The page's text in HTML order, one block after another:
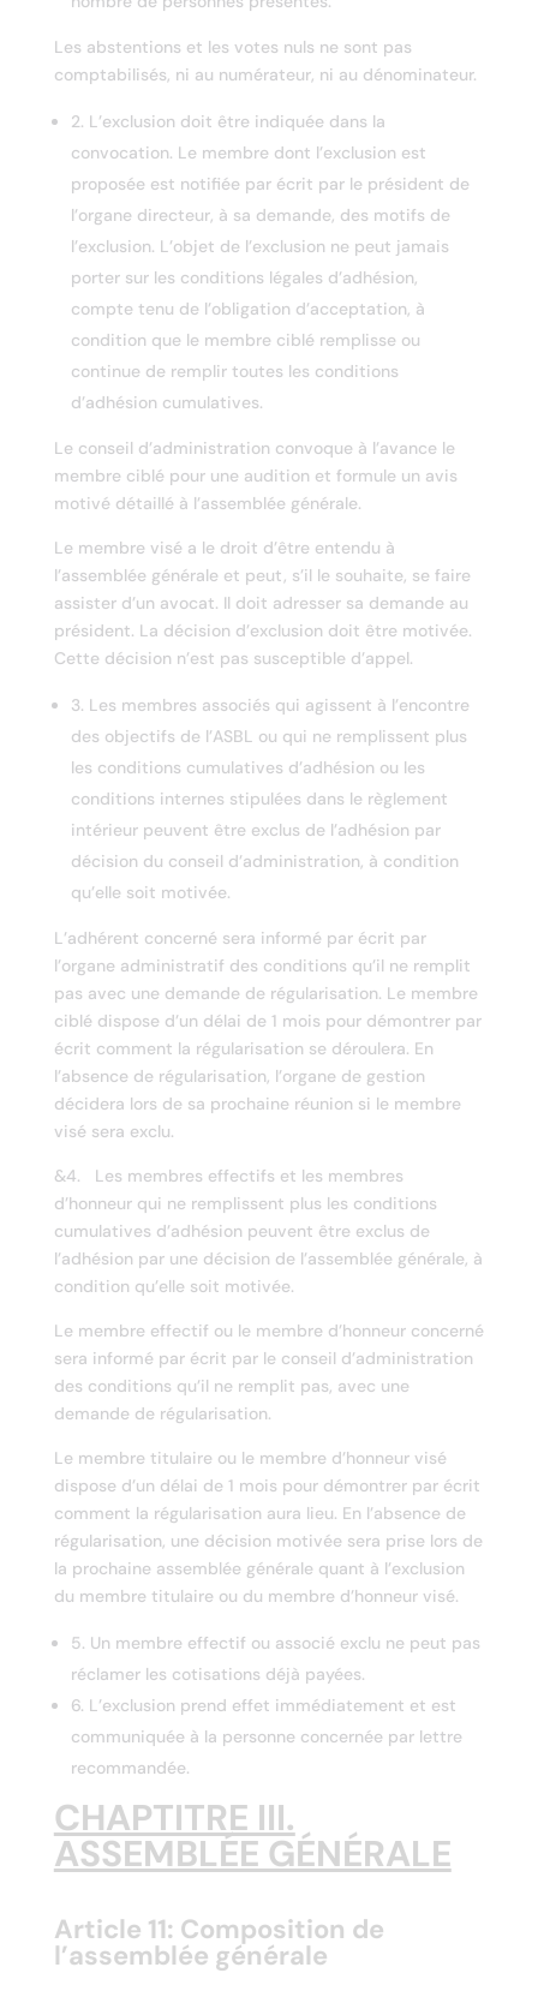
Les abstentions et les votes nuls ne sont pas
comptabilisés, ni au numérateur, ni au dénominateur.
2. L’exclusion doit être indiquée dans la
convocation. Le membre dont l’exclusion est
proposée est notifiée par écrit par le président de
l’organe directeur, à sa demande, des motifs de
l’exclusion. L’objet de l’exclusion ne peut jamais
porter sur les conditions légales d’adhésion,
compte tenu de l’obligation d’acceptation, à
condition que le membre ciblé remplisse ou
continue de remplir toutes les conditions
d’adhésion cumulatives.
Le conseil d’administration convoque à l’avance le
membre ciblé pour une audition et formule un avis
motivé détaillé à l’assemblée générale.
Le membre visé a le droit d’être entendu à
l’assemblée générale et peut, s’il le souhaite, se faire
assister d’un avocat. Il doit adresser sa demande au
président. La décision d’exclusion doit être motivée.
Cette décision n’est pas susceptible d’appel.
3. Les membres associés qui agissent à l’encontre
des objectifs de l’ASBL ou qui ne remplissent plus
les conditions cumulatives d’adhésion ou les
conditions internes stipulées dans le règlement
intérieur peuvent être exclus de l’adhésion par
décision du conseil d’administration, à condition
qu’elle soit motivée.
L’adhérent concerné sera informé par écrit par
l’organe administratif des conditions qu’il ne remplit
pas avec une demande de régularisation. Le membre
ciblé dispose d’un délai de 1 mois pour démontrer par
écrit comment la régularisation se déroulera. En
l’absence de régularisation, l’organe de gestion
décidera lors de sa prochaine réunion si le membre
visé sera exclu.
&4. Les membres effectifs et les membres
d’honneur qui ne remplissent plus les conditions
cumulatives d’adhésion peuvent être exclus de
l’adhésion par une décision de l’assemblée générale, à
condition qu’elle soit motivée.
Le membre effectif ou le membre d’honneur concerné
sera informé par écrit par le conseil d’administration
des conditions qu’il ne remplit pas, avec une
demande de régularisation.
Le membre titulaire ou le membre d’honneur visé
dispose d’un délai de 1 mois pour démontrer par écrit
comment la régularisation aura lieu. En l’absence de
régularisation, une décision motivée sera prise lors de
la prochaine assemblée générale quant à l’exclusion
du membre titulaire ou du membre d’honneur visé.
5. Un membre effectif ou associé exclu ne peut pas
réclamer les cotisations déjà payées.
6. L’exclusion prend effet immédiatement et est
communiquée à la personne concernée par lettre
recommandée.
CHAPTITRE III.
ASSEMBLÉE GÉNÉRALE
Article 11: Composition de
l’assemblée générale